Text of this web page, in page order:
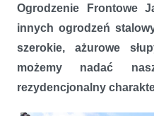
Ogrodzenie Frontowe
innych ogrodzeń
szerokie, ażurowe
możemy nadać
rezydencjonalny